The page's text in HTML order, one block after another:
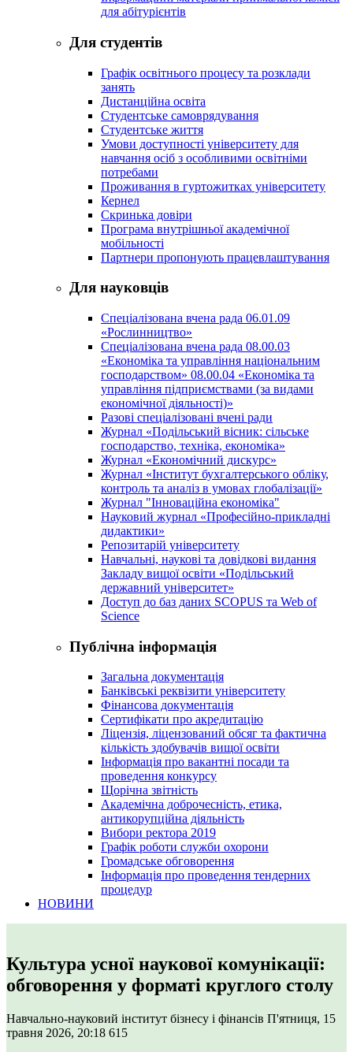
для абітурієнтів
Для студентів
Графік освітнього процесу та розклади
занять
Дистанційна освіта
Студентське самоврядування
Студентське життя
Умови доступності університету для
навчання осіб з особливими освітніми
потребами
Проживання в гуртожитках університету
Кернел
Скринька довіри
Програма внутрішньої академічної
мобільності
Партнери пропонують працевлаштування
Для науковців
Спеціалізована вчена рада 06.01.09
«Рослинництво»
Спеціалізована вчена рада 08.00.03
«Економіка та управління національним
господарством» 08.00.04 «Економіка та
управління підприємствами (за видами
економічної діяльності)»
Разові спеціалізовані вчені ради
Журнал «Подільський вісник: сільське
господарство, техніка, економіка»
Журнал «Економічний дискурс»
Журнал «Інститут бухгалтерського обліку,
контроль та аналіз в умовах глобалізації»
Журнал "Інноваційна економіка"
Науковий журнал «Професійно-прикладні
дидактики»
Репозитарій університету
Навчальні, наукові та довідкові видання
Закладу вищої освіти «Подільський
державний університет»
Доступ до баз даних SCOPUS та Web of
Science
Публічна інформація
Загальна документація
Банківські реквізити університету
Фінансова документація
Сертифікати про акредитацію
Ліцензія, ліцензований обсяг та фактична
кількість здобувачів вищої освіти
Інформація про вакантні посади та
проведення конкурсу
Щорічна звітність
Академічна доброчесність, етика,
антикорупційна діяльність
Вибори ректора 2019
Графік роботи служби охорони
Громадське обговорення
Інформація про проведення тендерних
процедур
НОВИНИ
Культура усної наукової комунікації:
обговорення у форматі круглого столу
Навчально-науковий інститут бізнесу і фінансів П'ятниця, 15
травня 2026, 20:18 615